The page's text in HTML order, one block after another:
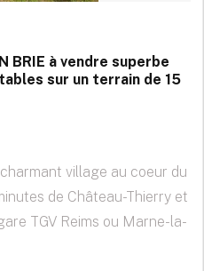
BRIE à vendre superbe
sur un terrain de 15
village au coeur du
de Château-Thierry et
TGV Reims ou Marne-la-